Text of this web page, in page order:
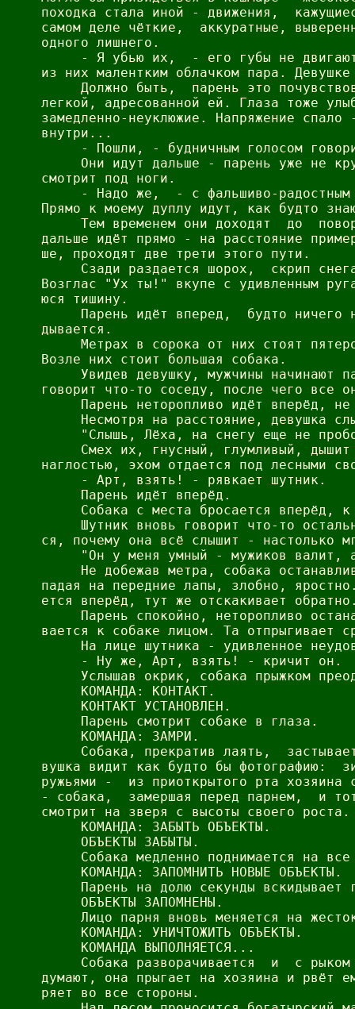
походка стала иной - движения,
самом деле чёткие,  аккуратные,
одного лишнего.
- Я убью их,  - его губы не
из них малентким облачком пара.
Должно быть,  парень это
легкой, адресованной ей. Глаза тоже
замедленно-неуклюжие. Напряжение
внутри...
- Пошли, - будничным голосом
Они идут дальше - парень уже не
смотрит под ноги.
- Надо же,  - с фальшиво-
Прямо к моему дуплу идут, как будто
Тем временем они доходят  до
дальше идёт прямо - на расстояние
ше, проходят две трети этого пути.
Сзади раздается шорох,  скрип
Возглас "Ух ты!" вкупе с удивленным
юся тишину.
Парень идёт вперед,  будто ничего
дывается.
Метрах в сорока от них стоят
Возле них стоит большая собака.
Увидев девушку, мужчины начинают
говорит что-то соседу, после чего все
Парень неторопливо идёт вперёд,
Несмотря на расстояние, девушка
"Слышь, Лёха, на снегу еще не
Смех их, гнусный, глумливый,
наглостью, эхом отдается под лесными
     - Арт, взять! - рявкает шутник.
     Парень идёт вперёд.
Собака с места бросается вперёд,
Шутник вновь говорит что-то
ся, почему она всё слышит - настолько
"Он у меня умный - мужиков валит,
Не добежав метра, собака
падая на передние лапы, злобно,
ется вперёд, тут же отскакивает
Парень спокойно, неторопливо
вается к собаке лицом. Та отпрыгивает
На лице шутника - удивленное
     - Ну же, Арт, взять! - кричит он.
Услышав окрик, собака прыжком
     КОМАНДА: КОНТАКТ.
     КОНТАКТ УСТАНОВЛЕН.
     Парень смотрит собаке в глаза.
     КОМАНДА: ЗАМРИ.
Собака, прекратив лаять,
вушка видит как будто бы фотографию:
ружьями -  из приоткрытого рта хозяина
- собака,  замершая перед парнем,  и
смотрит на зверя с высоты своего роста.
     КОМАНДА: ЗАБЫТЬ ОБЪЕКТЫ.
     ОБЪЕКТЫ ЗАБЫТЫ.
Собака медленно поднимается на
     КОМАНДА: ЗАПОМНИТЬ НОВЫЕ ОБЪЕКТЫ.
Парень на долю секунды вскидывает
     ОБЪЕКТЫ ЗАПОМНЕНЫ.
Лицо парня вновь меняется на
     КОМАНДА: УНИЧТОЖИТЬ ОБЪЕКТЫ.
     КОМАНДА ВЫПОЛНЯЕТСЯ...
Собака разворачивается  и  с
думают, она прыгает на хозяина и рвёт
ряет во все стороны.